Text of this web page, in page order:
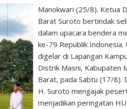
Manokwari (25/8). Ketua
Barat Suroto bertindak
dalam upacara bendera
ke-79 Republik
digelar di Lapangan
Distrik Masni, Kabupaten
Barat, pada Sabtu (17/8).
H. Suroto mengajak
menjadikan peringatan